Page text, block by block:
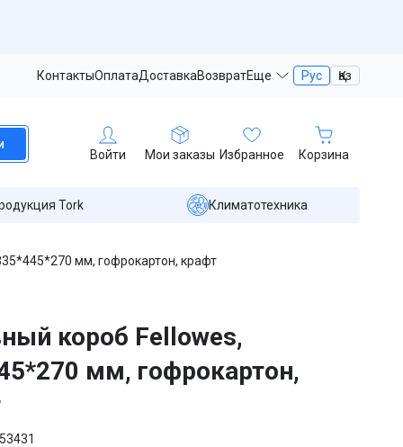
КонтактыОплатаДоставкаВозвратЕще Рус Қаз
Войти Мои заказы Избранное Корзина
Tork Климатотехника
мм, гофрокартон, крафт
короб Fellowes,
мм, гофрокартон,
53431